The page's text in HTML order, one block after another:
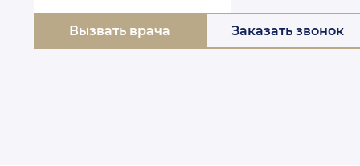
Вызвать врача Заказать звонок